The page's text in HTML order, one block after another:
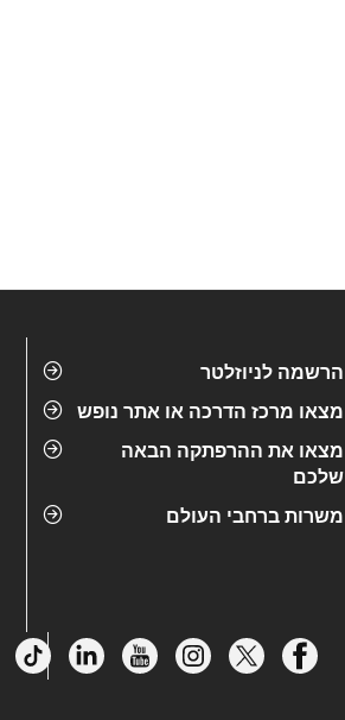
הרשמה לניוזלטר
מצאו מרכז הדרכה או אתר נופש
מצאו את ההרפתקה הבאה
שלכם
משרות ברחבי העולם